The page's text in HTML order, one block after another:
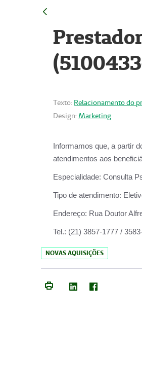
Texto: Relacionamento do
Design: Marketing
Informamos que, a partir
atendimentos aos
Especialidade: Consulta
Tipo de atendimento:
Endereço: Rua Doutor
Tel.: (21) 3857-1777 /
NOVAS AQUISIÇÕES